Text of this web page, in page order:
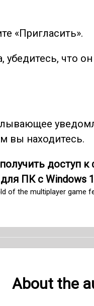
«Пригласить».
убедитесь, что
вы находитесь.
доступ к
ПК с Windows
the multiplayer game
About the